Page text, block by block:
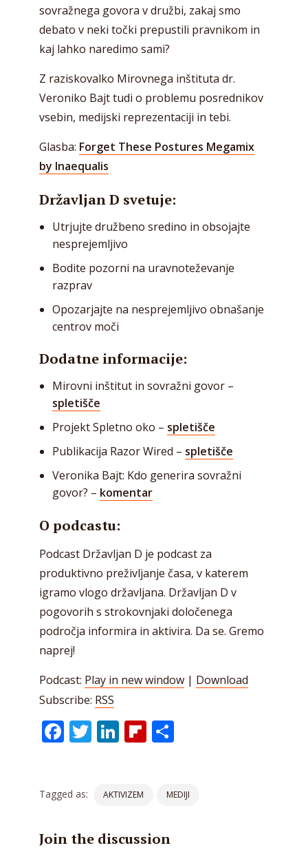
sovražnega govora v družbi, zakaj smo
debato v neki točki prepustili pravnikom in
kaj lahko naredimo sami?
Z raziskovalko Mirovnega inštituta dr.
Veroniko Bajt tudi o problemu posrednikov
vsebin, medijski reprezentaciji in tebi.
Glasba: Forget These Postures Megamix
by Inaequalis
Državljan D svetuje:
Utrjujte družbeno sredino in obsojajte
nesprejemljivo
Bodite pozorni na uravnoteževanje
razprav
Opozarjajte na nesprejemljivo obnašanje
centrov moči
Dodatne informacije:
Mirovni inštitut in sovražni govor –
spletišče
Projekt Spletno oko – spletišče
Publikacija Razor Wired – spletišče
Veronika Bajt: Kdo generira sovražni
govor? – komentar
O podcastu:
Podcast Državljan D je podcast za
produktivno preživljanje časa, v katerem
igramo vlogo državljana. Državljan D v
pogovorih s strokovnjaki določenega
področja informira in aktivira. Da se. Gremo
naprej!
Podcast: Play in new window | Download
Subscribe: RSS
Facebook
Twitter
LinkedIn
Flipboard
Tagged as: AKTIVIZEM MEDIJI
Join the discussion